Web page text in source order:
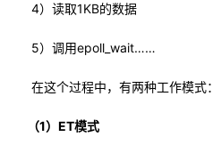
4）读取1KB的数据
5）调用epoll_wait……
在这个过程中，有两种工作模式：
（1） ET模式